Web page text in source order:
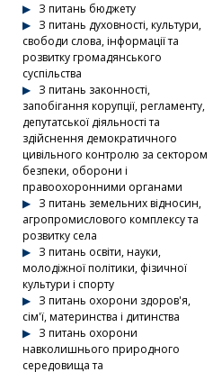
З питань бюджету
З питань духовності, культури,
свободи слова, інформації та
розвитку громадянського
суспільства
З питань законності,
запобігання корупції, регламенту,
депутатської діяльності та
здійснення демократичного
цивільного контролю за сектором
безпеки, оборони і
правоохоронними органами
З питань земельних відносин,
агропромислового комплексу та
розвитку села
З питань освіти, науки,
молодіжної політики, фізичної
культури і спорту
З питань охорони здоров'я,
сім'ї, материнства і дитинства
З питань охорони
навколишнього природного
середовища та